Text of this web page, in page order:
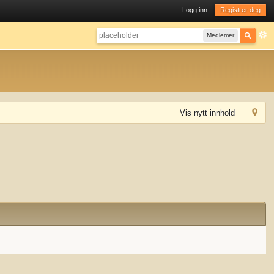
Logg inn Registrer deg
Medlemer
Vis nytt innhold